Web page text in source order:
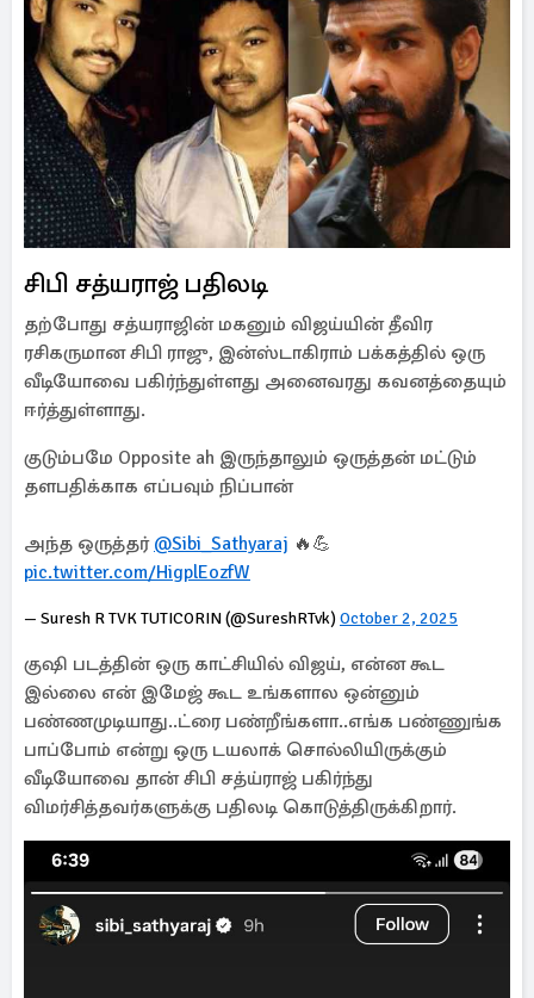
சிபி சத்யராஜ் பதிலடி
தற்போது சத்யராஜின் மகனும் விஜய்யின் தீவிர
ரசிகருமான சிபி ராஜு, இன்ஸ்டாகிராம் பக்கத்தில் ஒரு
வீடியோவை பகிர்ந்துள்ளது அனைவரது கவனத்தையும்
ஈர்த்துள்ளாது.
குடும்பமே Opposite ah இருந்தாலும் ஒருத்தன் மட்டும்
தளபதிக்காக எப்பவும் நிப்பான்
அந்த ஒருத்தர் @Sibi_Sathyaraj 🔥💪
pic.twitter.com/HigplEozfW
— Suresh R TVK TUTICORIN (@SureshRTvk) October 2, 2025
குஷி படத்தின் ஒரு காட்சியில் விஜய், என்ன கூட
இல்லை என் இமேஜ் கூட உங்களால ஒன்னும்
பண்ணமுடியாது..ட்ரை பண்றீங்களா..எங்க பண்ணுங்க
பாப்போம் என்று ஒரு டயலாக் சொல்லியிருக்கும்
வீடியோவை தான் சிபி சத்ய்ராஜ் பகிர்ந்து
விமர்சித்தவர்களுக்கு பதிலடி கொடுத்திருக்கிறார்.